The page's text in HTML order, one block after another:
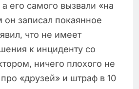
его самого вызвали «на
он записал покаянное
что не имеет
к инциденту со
ничего плохого не
«друзей» и штраф в 10